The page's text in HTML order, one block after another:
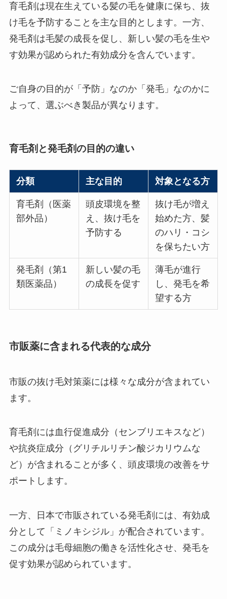
育毛剤は現在生えている髪の毛を健康に保ち、抜
け毛を予防することを主な目的とします。一方、
発毛剤は毛髪の成長を促し、新しい髪の毛を生や
す効果が認められた有効成分を含んでいます。
ご自身の目的が「予防」なのか「発毛」なのかに
よって、選ぶべき製品が異なります。
育毛剤と発毛剤の目的の違い
分類 主な目的 対象となる方
育毛剤（医薬
部外品）
頭皮環境を整
え、抜け毛を
予防する
抜け毛が増え
始めた方、髪
のハリ・コシ
を保ちたい方
発毛剤（第1
類医薬品）
新しい髪の毛
の成長を促す
薄毛が進行
し、発毛を希
望する方
市販薬に含まれる代表的な成分
市販の抜け毛対策薬には様々な成分が含まれてい
ます。
育毛剤には血行促進成分（センブリエキスなど）
や抗炎症成分（グリチルリチン酸ジカリウムな
ど）が含まれることが多く、頭皮環境の改善をサ
ポートします。
一方、日本で市販されている発毛剤には、有効成
分として「ミノキシジル」が配合されています。
この成分は毛母細胞の働きを活性化させ、発毛を
促す効果が認められています。